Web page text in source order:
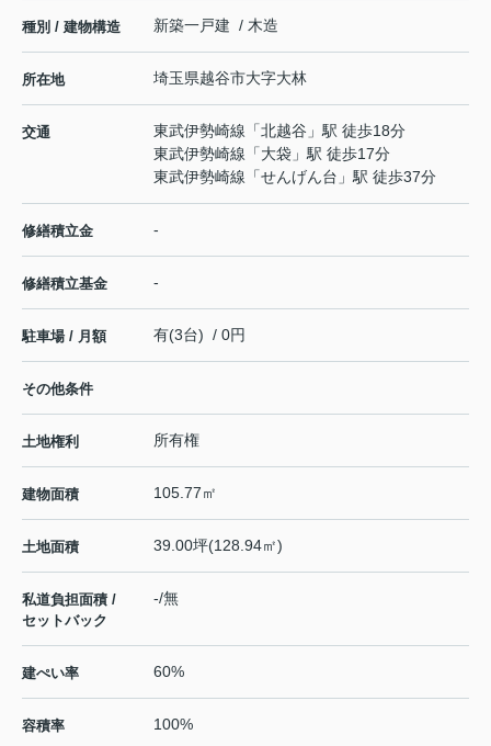
種別 / 建物構造 新築一戸建 / 木造
所在地 埼玉県越谷市大字大林
交通 東武伊勢崎線 「北越谷 」駅 徒歩18分
東武伊勢崎線 「大袋 」駅 徒歩17分
東武伊勢崎線 「せんげん台 」駅 徒歩37分
修繕積立金 -
修繕積立基金 -
駐車場 / 月額 有(3台) / 0円
その他条件
土地権利 所有権
建物面積 105.77㎡
土地面積 39.00坪(128.94㎡)
私道負担面積 /
セットバック
-/無
建ぺい率 60%
容積率 100%